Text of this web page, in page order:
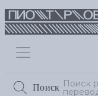
Поиск